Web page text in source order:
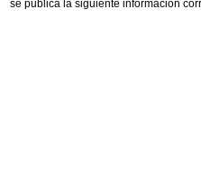
se publica la siguiente información